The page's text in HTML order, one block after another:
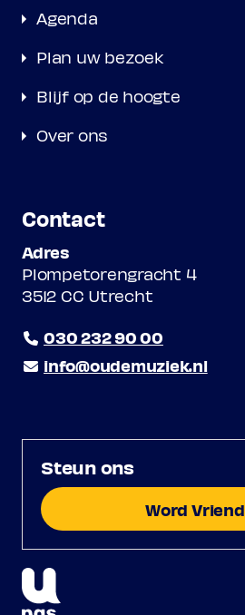
Agenda
Plan uw bezoek
Blijf op de hoogte
Over ons
Contact
Adres
Plompetorengracht 4
3512 CC Utrecht
030 232 90 00
info@oudemuziek.nl
Steun ons
Word Vriend